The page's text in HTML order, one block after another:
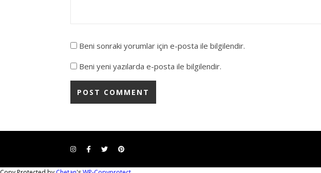
Beni sonraki yorumlar için e-posta ile bilgilendir.
Beni yeni yazılarda e-posta ile bilgilendir.